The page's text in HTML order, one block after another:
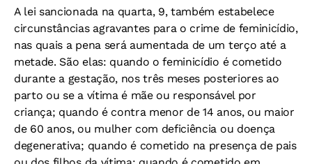
A lei sancionada na quarta, 9, também estabelece
circunstâncias agravantes para o crime de feminicídio,
nas quais a pena será aumentada de um terço até a
metade. São elas: quando o feminicídio é cometido
durante a gestação, nos três meses posteriores ao
parto ou se a vítima é mãe ou responsável por
criança; quando é contra menor de 14 anos, ou maior
de 60 anos, ou mulher com deficiência ou doença
degenerativa; quando é cometido na presença de pais